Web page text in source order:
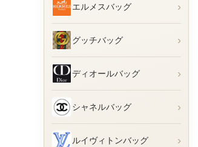
エルメスバッグ ›
グッチバッグ ›
ディオールバッグ ›
シャネルバッグ ›
ルイヴィトンバッグ ›